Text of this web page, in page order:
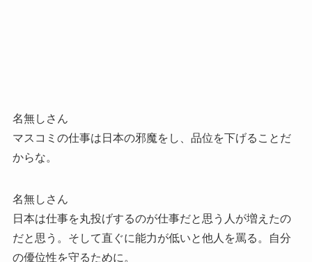
名無しさん
マスコミの仕事は日本の邪魔をし、品位を下げることだ
からな。
名無しさん
日本は仕事を丸投げするのが仕事だと思う人が増えたの
だと思う。そして直ぐに能力が低いと他人を罵る。自分
の優位性を守るために。